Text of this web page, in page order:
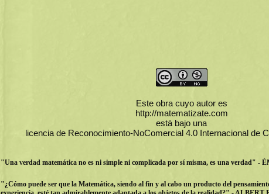
Este obra cuyo autor es
http://matematizate.com
está bajo una
licencia de Reconocimiento-NoComercial 4.0 Internacional de
"Una verdad matemática no es ni simple ni complicada por sí misma, es una verdad" -
"¿Cómo puede ser que la Matemática, siendo al fin y al cabo un producto del